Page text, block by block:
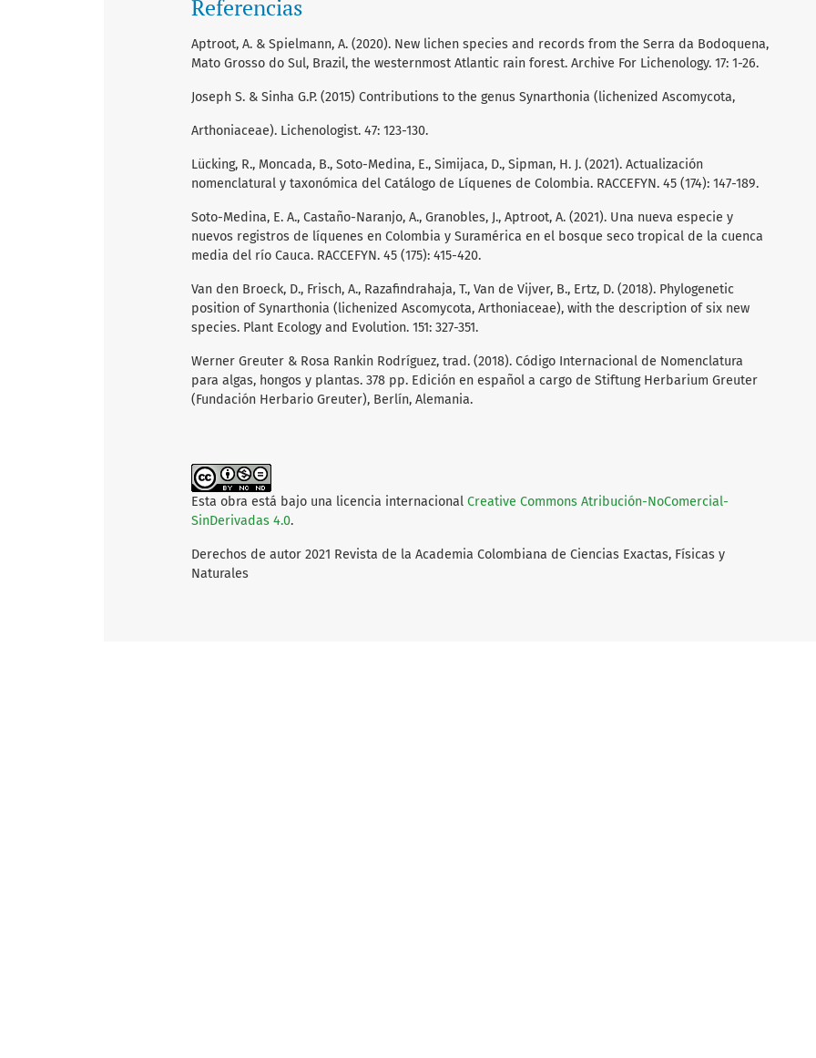
Referencias
Aptroot, A. & Spielmann, A. (2020). New lichen species and records from the Serra da Bodoquena,
Mato Grosso do Sul, Brazil, the westernmost Atlantic rain forest. Archive For Lichenology. 17: 1-26.
Joseph S. & Sinha G.P. (2015) Contributions to the genus Synarthonia (lichenized Ascomycota,
Arthoniaceae). Lichenologist. 47: 123-130.
Lücking, R., Moncada, B., Soto-Medina, E., Simijaca, D., Sipman, H. J. (2021). Actualización
nomenclatural y taxonómica del Catálogo de Líquenes de Colombia. RACCEFYN. 45 (174): 147-189.
Soto-Medina, E. A., Castaño-Naranjo, A., Granobles, J., Aptroot, A. (2021). Una nueva especie y
nuevos registros de líquenes en Colombia y Suramérica en el bosque seco tropical de la cuenca
media del río Cauca. RACCEFYN. 45 (175): 415-420.
Van den Broeck, D., Frisch, A., Razafindrahaja, T., Van de Vijver, B., Ertz, D. (2018). Phylogenetic
position of Synarthonia (lichenized Ascomycota, Arthoniaceae), with the description of six new
species. Plant Ecology and Evolution. 151: 327-351.
Werner Greuter & Rosa Rankin Rodríguez, trad. (2018). Código Internacional de Nomenclatura
para algas, hongos y plantas. 378 pp. Edición en español a cargo de Stiftung Herbarium Greuter
(Fundación Herbario Greuter), Berlín, Alemania.
Esta obra está bajo una licencia internacional Creative Commons Atribución-NoComercial-
SinDerivadas 4.0.
Derechos de autor 2021 Revista de la Academia Colombiana de Ciencias Exactas, Físicas y
Naturales